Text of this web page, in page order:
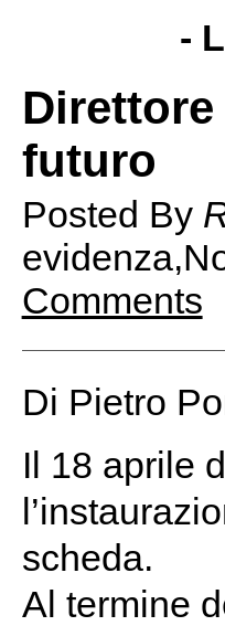
-
futuro
Posted By
Comments
Di Pietro
Il 18 aprile
scheda.
Al termine